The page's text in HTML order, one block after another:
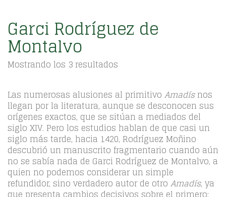
Garci Rodríguez de
Montalvo
Mostrando los 3 resultados
últimos
Las numerosas alusiones al primitivo Amadísnos
llegan por la literatura, aunque se desconocen sus
orígenes exactos, que se sitúan a mediados del
siglo XIV. Pero los estudios hablan de que casi un
siglo más tarde, hacia 1420, Rodríguez Moñino
descubrió un manuscrito fragmentario cuando aún
no se sabía nada de Garci Rodríguez de Montalvo, a
quien no podemos considerar un simple
refundidor, sino verdadero autor de otro Amadís, ya